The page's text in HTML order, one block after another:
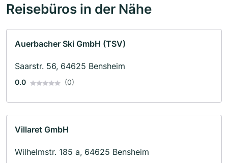
Reisebüros in der Nähe
Auerbacher Ski GmbH (TSV)
Saarstr. 56, 64625 Bensheim
0.0 (0)
Villaret GmbH
Wilhelmstr. 185 a, 64625 Bensheim